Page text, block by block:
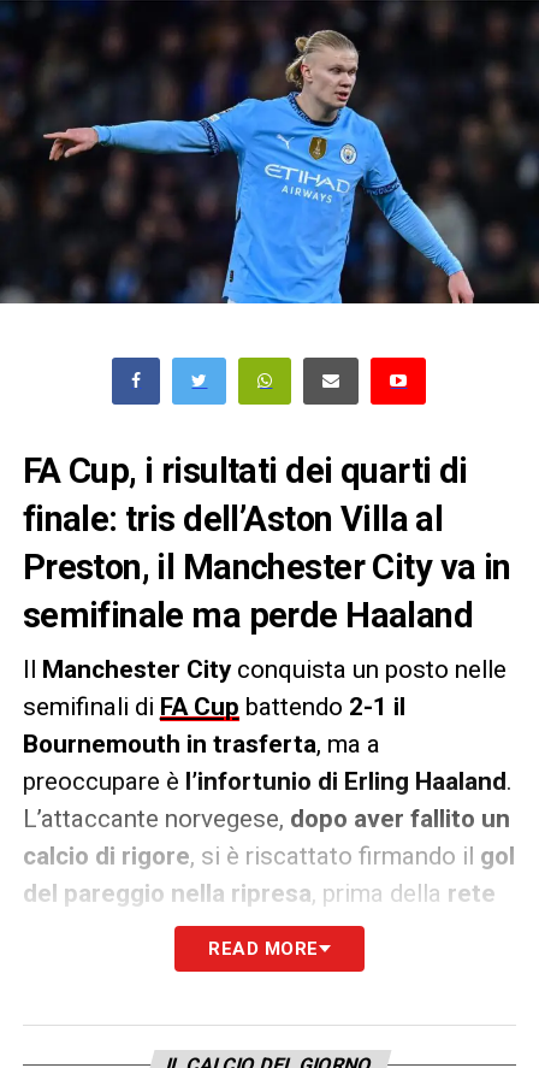
FA Cup, i risultati dei quarti di
finale: tris dell’Aston Villa al
Preston, il Manchester City va in
semifinale ma perde Haaland
Il Manchester Cityconquista un posto nelle
semifinali di FA Cup battendo 2-1 il
Bournemouth in trasferta, ma a
preoccupare è l’infortunio di Erling Haaland.
L’attaccante norvegese, dopo aver fallito un
calcio di rigore, si è riscattato firmando il gol
del pareggio nella ripresa, prima della rete
decisiva di Marmoush. Tuttavia, la sua
partita termina anzitempo a causa di un
READ MORE